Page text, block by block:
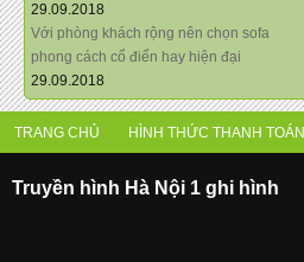
29.09.2018
Với phòng khách rộng nên chọn sofa
phong cách cổ điển hay hiện đại
29.09.2018
TRANG CHỦ HÌNH THỨC THANH TOÁN
Truyền hình Hà Nội 1 ghi hình